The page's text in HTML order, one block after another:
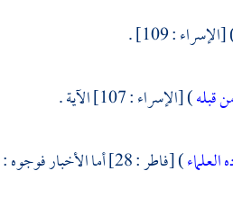
: 109] .
قبله) [الإسراء : 107] الآية .
العلماء) [فاطر : 28] أما الأخبار فوجوه :